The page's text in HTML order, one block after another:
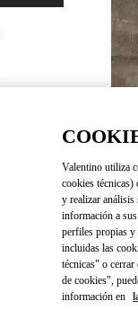
LINK OPENS IN
Valentino utiliza
cookies técnicas)
y realizar análisis
información a
perfiles propias y
incluidas las
técnicas" o
de cookies",
información en